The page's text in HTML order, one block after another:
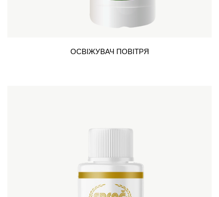
ОСВІЖУВАЧ ПОВІТРЯ